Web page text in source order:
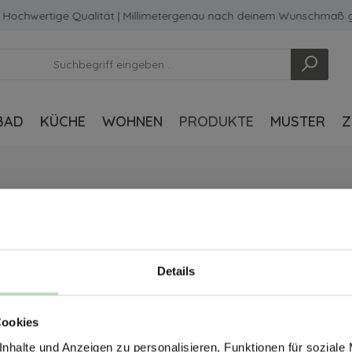
Details
und Anzeigen zu personalisieren, Funktionen für soziale
Qualität | Millimetergenau nach deinem Wunschmaß
KÜCHE WOHNEN PRODUKTE MUSTER